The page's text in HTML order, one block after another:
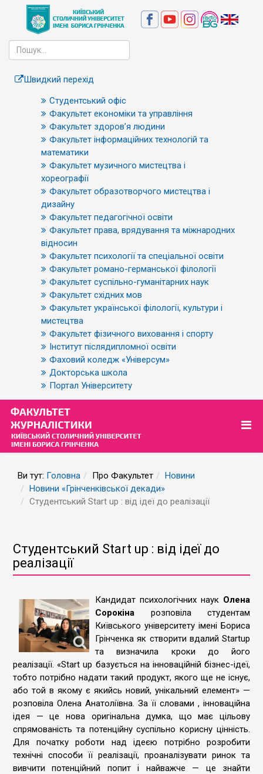
Швидкий перехід
Студентський офіс
Факультет економіки та управління
Факультет здоров’я людини
Факультет інформаційних технологій та
математики
Факультет музичного мистецтва і
хореографії
Факультет образотворчого мистецтва і
дизайну
Факультет педагогічної освіти
Факультет права, врядування та міжнародних
відносин
Факультет психології та спеціальної освіти
Факультет романо-германської філології
Факультет суспільно-гуманітарних наук
Факультет східних мов
Факультет української філології, культури і
мистецтва
Факультет фізичного виховання і спорту
Інститут післядипломної освіти
Фаховий коледж «Універсум»
Докторська школа
Портал Університету
Ви тут: Головна Про Факультет
Новини
Новини «Грінченківської декади»
Студентський Start up : від ідеї до реалізації
Студентський Start up : від ідеї до
реалізації
Кандидат психологічних наук Олена
Сорокіна розповіла студентам
Київського університету імені Бориса
Грінченка як створити вдалий Startup
та визначила кроки до його
реалізації. «Start up базується на інноваційній бізнес-ідеї,
тобто потрібно надати такий продукт, якого ще не існує,
або той в якому є якийсь новий, унікальний елемент» —
розповіла Олена Анатоліївна. За її словами , інноваційна
ідея — це нова оригінальна думка, що має цільову
спрямованість та потенційну суспільно корисну цінність.
Для початку роботи над ідеєю потрібно розробити
технічні способи її реалізації, проаналізувати ринок та
вивчити потенційний попит і найважче — це знайти